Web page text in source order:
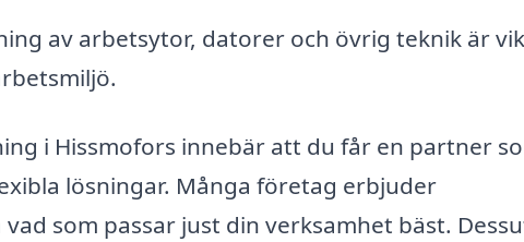
av arbetsytor, datorer och övrig teknik är
i Hissmofors innebär att du får en partner
lösningar. Många företag erbjuder
som passar just din verksamhet bäst.